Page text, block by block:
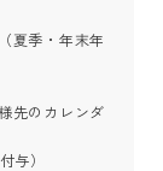
夏季・年末年
先のカレンダ
与）